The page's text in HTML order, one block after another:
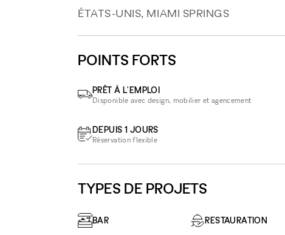
ÉTATS-UNIS, MIAMI SPRINGS
POINTS FORTS
PRÊT À L'EMPLOI
Disponible avec design, mobilier et agencement
DEPUIS 1 JOURS
Réservation flexible
TYPES DE PROJETS
BAR RESTAURATION